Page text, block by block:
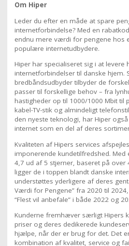
Om Hiper
Leder du efter en måde at spare
internetforbindelse? Med en
endnu mere værdi for pengene hos
populære internetudbydere.
Hiper har specialiseret sig i at levere
internetforbindelser til danske hjem.
bredbåndsudbyder tilbyder de
passer til forskellige behov – fra
hastigheder op til 1000/1000 Mbit til
kabel-TV-stik og almindeligt
den nyeste teknologi, har Hiper
internet som en del af deres
Kvaliteten af Hipers services
imponerende kundetilfredshed. Med
4,7 ud af 5 stjerner, baseret på over
ligger de i toppen blandt danske
understøttes yderligere af deres
Værdi for Pengene” fra 2020 til
“Flest vil anbefale” i både 2022 og
Kunderne fremhæver særligt Hipers
priser og deres dedikerede
hjælpe, når der er brug for det. Det
kombination af kvalitet, service og